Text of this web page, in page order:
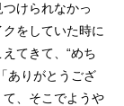
けられなかっ
をしていた時に
てきて、“めち
ありがとうござ
、そこでようや